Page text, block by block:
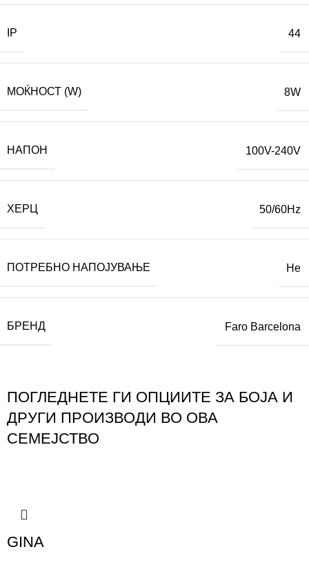
IP 44
МОЌНОСТ (W) 8W
НАПОН 100V-240V
ХЕРЦ 50/60Hz
ПОТРЕБНО НАПОЈУВАЊЕ Не
БРЕНД Faro Barcelona
ПОГЛЕДНЕТЕ ГИ ОПЦИИТЕ ЗА БОЈА И
ДРУГИ ПРОИЗВОДИ ВО ОВА
СЕМЕЈСТВО
GINA